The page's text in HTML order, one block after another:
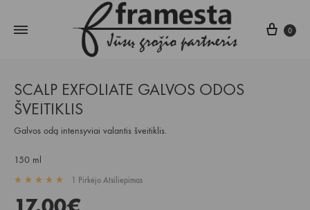
0
SCALP EXFOLIATE GALVOS ODOS
ŠVEITIKLIS
Galvos odą intensyviai valantis šveitiklis.
150 ml
1 Pirkėjo Atsiliepimas